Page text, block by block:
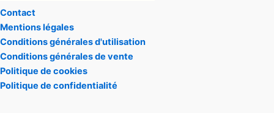
Contact
Mentions légales
Conditions générales d'utilisation
Conditions générales de vente
Politique de cookies
Politique de confidentialité